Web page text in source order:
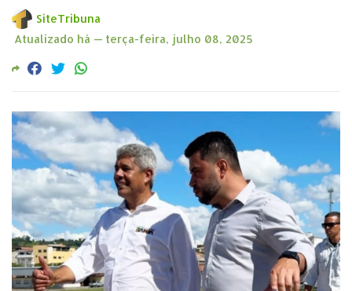
SiteTribuna
Atualizado há — terça-feira, julho 08, 2025